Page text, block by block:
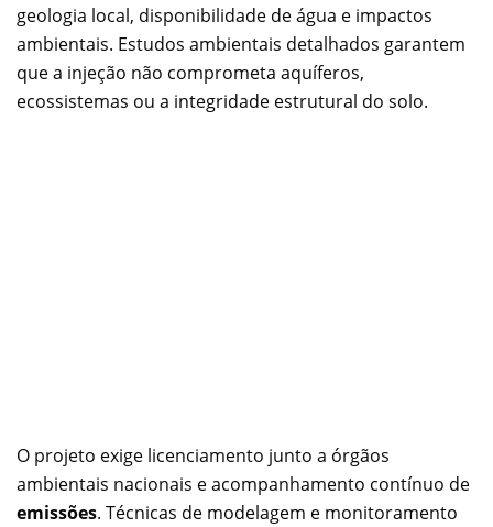
geologia local, disponibilidade de água e impactos
ambientais. Estudos ambientais detalhados garantem
que a injeção não comprometa aquíferos,
ecossistemas ou a integridade estrutural do solo.
O projeto exige licenciamento junto a órgãos
ambientais nacionais e acompanhamento contínuo de
emissões. Técnicas de modelagem e monitoramento